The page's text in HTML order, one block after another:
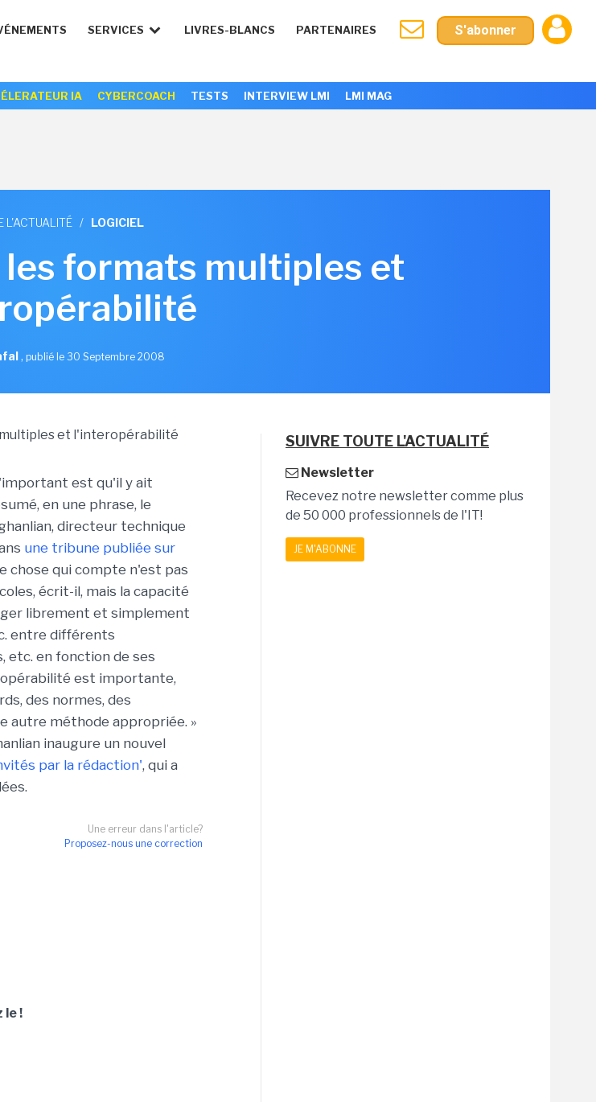
SERVICES LIVRES-BLANCS PARTENAIRES S'abonner
IA CYBERCOACH TESTS INTERVIEW LMI LMI MAG
L'ACTUALITÉ / LOGICIEL
formats multiples et
, publié le 30 Septembre 2008
est qu'il y ait
en une phrase, le
directeur technique
une tribune publiée sur
chose qui compte n'est pas
écrit-il, mais la capacité
librement et simplement
entre différents
etc. en fonction de ses
est importante,
des normes, des
autre méthode appropriée. »
inaugure un nouvel
par la rédaction', qui a
Une erreur dans l'article?
Proposez-nous une correction
le !
SUIVRE TOUTE L'ACTUALITÉ
Newsletter
Recevez notre newsletter comme plus
de 50 000 professionnels de l'IT!
JE M'ABONNE